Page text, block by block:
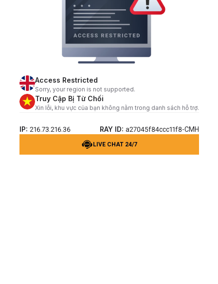
Access Restricted
Sorry, your region is not supported.
Truy Cập Bị Từ Chối
Xin lỗi, khu vực của bạn không nằm trong danh sách hỗ trợ.
IP: 216.73.216.36 RAY ID: a27045f84ccc11f8-CMH
LIVE CHAT 24/7